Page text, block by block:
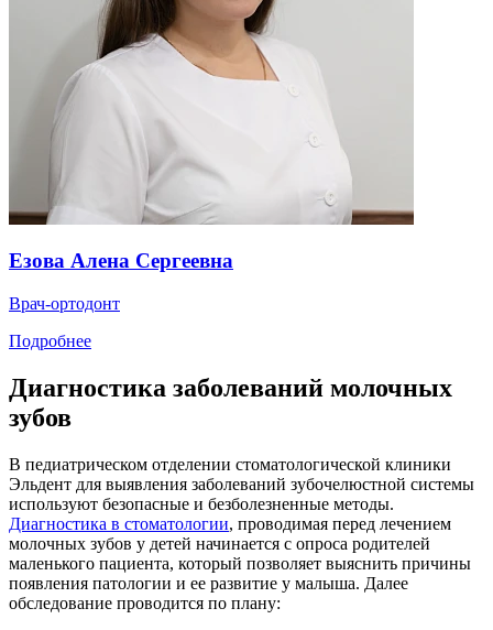
Езова Алена Сергеевна
Врач-ортодонт
Подробнее
Диагностика заболеваний молочных
зубов
В педиатрическом отделении стоматологической клиники
Эльдент для выявления заболеваний зубочелюстной системы
используют безопасные и безболезненные методы.
Диагностика в стоматологии, проводимая перед лечением
молочных зубов у детей начинается с опроса родителей
маленького пациента, который позволяет выяснить причины
появления патологии и ее развитие у малыша. Далее
обследование проводится по плану: